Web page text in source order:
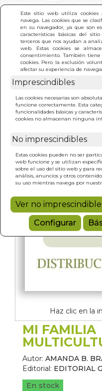
Este sitio web utiliza cookies
navega. Las cookies que se
en su navegador, ya que son
características básicas del
terceros que nos ayudan a
web. Estas cookies se
consentimiento. También
cookies. Pero la exclusión
afectar su experiencia de
Imprescindibles
Las cookies necesarias son
funcione correctamente. Esta
funcionalidades básicas y
cookies no almacenan ninguna
No imprescindibles
Estas cookies pueden no ser
web funcione y se utilizan
sobre el uso del sitio web y para
análisis, anuncios y otros
su uso mientras navega por
Ver no
Configurar
INICIO > MI
Haz clic en la
MI FAMILIA
Autor: AMANDA B.
Editorial: EDITORIAL
En stock